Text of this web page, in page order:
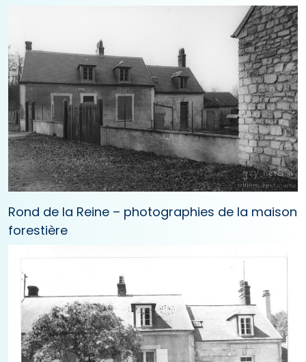
Rond de la Reine – photographies de la maison
forestière